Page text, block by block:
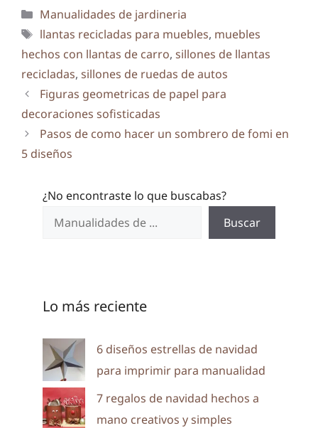
Categorías
Manualidades de jardineria
Etiquetas
llantas recicladas para muebles, muebles
hechos con llantas de carro, sillones de llantas
recicladas, sillones de ruedas de autos
Figuras geometricas de papel para
decoraciones sofisticadas
Pasos de como hacer un sombrero de fomi en
5 diseños
¿No encontraste lo que buscabas?
Buscar
Lo más reciente
6 diseños estrellas de navidad
para imprimir para manualidad
7 regalos de navidad hechos a
mano creativos y simples